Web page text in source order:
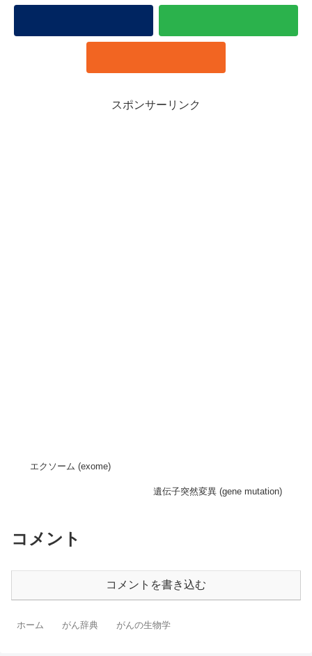
スポンサーリンク
エクソーム (exome)
遺伝子突然変異 (gene mutation)
コメント
コメントを書き込む
ホーム がん辞典 がんの生物学